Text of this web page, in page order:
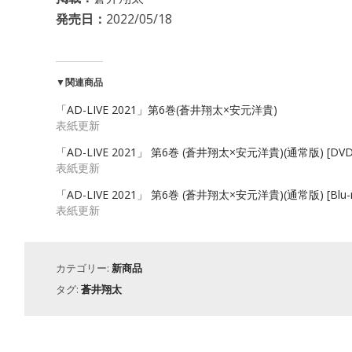
発売日： 2022/05/18
▼関連商品
「AD-LIVE 2021」第6巻(蒼井翔太×安元洋貴)
表紙更新
「AD-LIVE 2021」 第6巻 (蒼井翔太×安元洋貴)(通常版)
表紙更新
「AD-LIVE 2021」 第6巻 (蒼井翔太×安元洋貴)(通常版)
表紙更新
カテゴリー: 新商品
タグ: 蒼井翔太